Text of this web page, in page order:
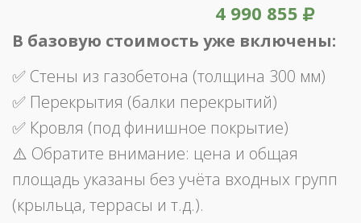
4 990 855
В базовую стоимость уже включены:
✅ Стены из газобетона (толщина 300 мм)
✅ Перекрытия (балки перекрытий)
✅ Кровля (под финишное покрытие)
⚠️ Обратите внимание: цена и общая
площадь указаны без учёта входных групп
(крыльца, террасы и т.д.).